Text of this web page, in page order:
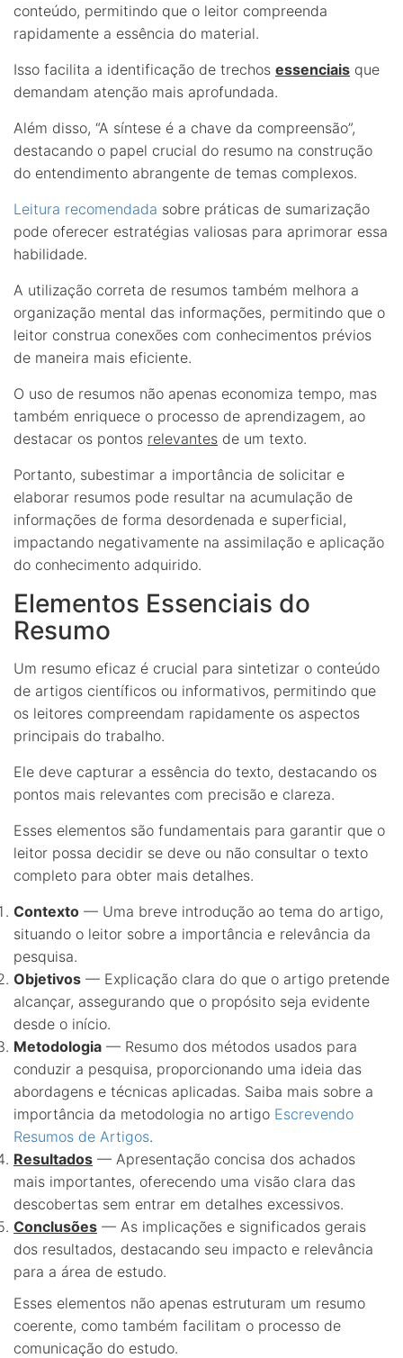
conteúdo, permitindo que o leitor compreenda
rapidamente a essência do material.
Isso facilita a identificação de trechos essenciais que
demandam atenção mais aprofundada.
Além disso, “A síntese é a chave da compreensão”,
destacando o papel crucial do resumo na construção
do entendimento abrangente de temas complexos.
Leitura recomendada sobre práticas de sumarização
pode oferecer estratégias valiosas para aprimorar essa
habilidade.
A utilização correta de resumos também melhora a
organização mental das informações, permitindo que o
leitor construa conexões com conhecimentos prévios
de maneira mais eficiente.
O uso de resumos não apenas economiza tempo, mas
também enriquece o processo de aprendizagem, ao
destacar os pontos relevantes de um texto.
Portanto, subestimar a importância de solicitar e
elaborar resumos pode resultar na acumulação de
informações de forma desordenada e superficial,
impactando negativamente na assimilação e aplicação
do conhecimento adquirido.
Elementos Essenciais do
Resumo
Um resumo eficaz é crucial para sintetizar o conteúdo
de artigos científicos ou informativos, permitindo que
os leitores compreendam rapidamente os aspectos
principais do trabalho.
Ele deve capturar a essência do texto, destacando os
pontos mais relevantes com precisão e clareza.
Esses elementos são fundamentais para garantir que o
leitor possa decidir se deve ou não consultar o texto
completo para obter mais detalhes.
Contexto — Uma breve introdução ao tema do artigo,
situando o leitor sobre a importância e relevância da
pesquisa.
Objetivos — Explicação clara do que o artigo pretende
alcançar, assegurando que o propósito seja evidente
desde o início.
Metodologia — Resumo dos métodos usados para
conduzir a pesquisa, proporcionando uma ideia das
abordagens e técnicas aplicadas. Saiba mais sobre a
importância da metodologia no artigo Escrevendo
Resumos de Artigos.
Resultados — Apresentação concisa dos achados
mais importantes, oferecendo uma visão clara das
descobertas sem entrar em detalhes excessivos.
Conclusões — As implicações e significados gerais
dos resultados, destacando seu impacto e relevância
para a área de estudo.
Esses elementos não apenas estruturam um resumo
coerente, como também facilitam o processo de
comunicação do estudo.